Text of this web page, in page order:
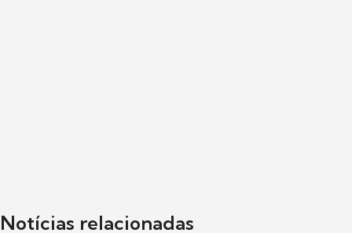
Notícias relacionadas